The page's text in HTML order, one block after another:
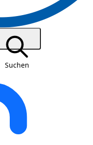
Suchen